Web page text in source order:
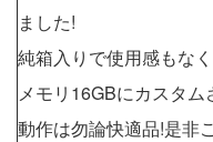
ました!
純箱入りで使用感もな
メモリ16GBにカスタム
動作は勿論快適品!是非